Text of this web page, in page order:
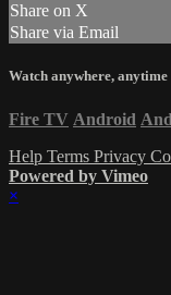
Share on X
Share via Email
Watch anywhere, anytime
Fire TV Android
Help Terms Privacy
Powered by Vimeo
×